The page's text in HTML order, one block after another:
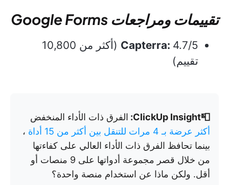
تقييمات ومراجعات Google Forms
Capterra:
4.7/5 (أكثر من 10,800
تقييم)
📮ClickUp Insight:
الفرق ذات الأداء المنخفض
أكثر عرضة بـ 4 مرات للتنقل بين أكثر من 15 أداة
،
بينما تحافظ الفرق ذات الأداء العالي على كفاءتها
من خلال قصر مجموعة أدواتها على 9 منصات أو
أقل. ولكن ماذا عن استخدام منصة واحدة؟